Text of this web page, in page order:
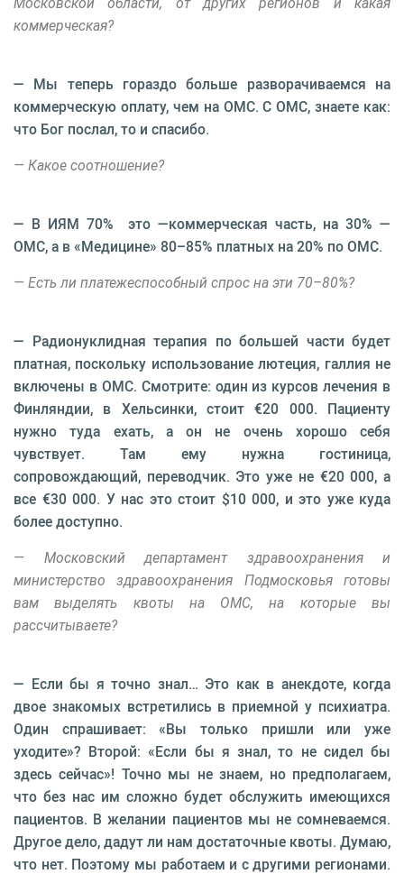
коммерческая?
— Мы теперь гораздо больше разворачиваемся на
коммерческую оплату, чем на ОМС. С ОМС, знаете как:
что Бог послал, то и спасибо.
— Какое соотношение?
— В ИЯМ 70% это —коммерческая часть, на 30% —
ОМС, а в «Медицине» 80–85% платных на 20% по ОМС.
— Есть ли платежеспособный спрос на эти 70–80%?
— Радионуклидная терапия по большей части будет
платная, поскольку использование лютеция, галлия не
включены в ОМС. Смотрите: один из курсов лечения в
Финляндии, в Хельсинки, стоит €20 000. Пациенту
нужно туда ехать, а он не очень хорошо себя
чувствует. Там ему нужна гостиница,
сопровождающий, переводчик. Это уже не €20 000, а
все €30 000. У нас это стоит $10 000, и это уже куда
более доступно.
— Московский департамент здравоохранения и
министерство здравоохранения Подмосковья готовы
вам выделять квоты на ОМС, на которые вы
рассчитываете?
— Если бы я точно знал… Это как в анекдоте, когда
двое знакомых встретились в приемной у психиатра.
Один спрашивает: «Вы только пришли или уже
уходите»? Второй: «Если бы я знал, то не сидел бы
здесь сейчас»! Точно мы не знаем, но предполагаем,
что без нас им сложно будет обслужить имеющихся
пациентов. В желании пациентов мы не сомневаемся.
Другое дело, дадут ли нам достаточные квоты. Думаю,
что нет. Поэтому мы работаем и с другими регионами.